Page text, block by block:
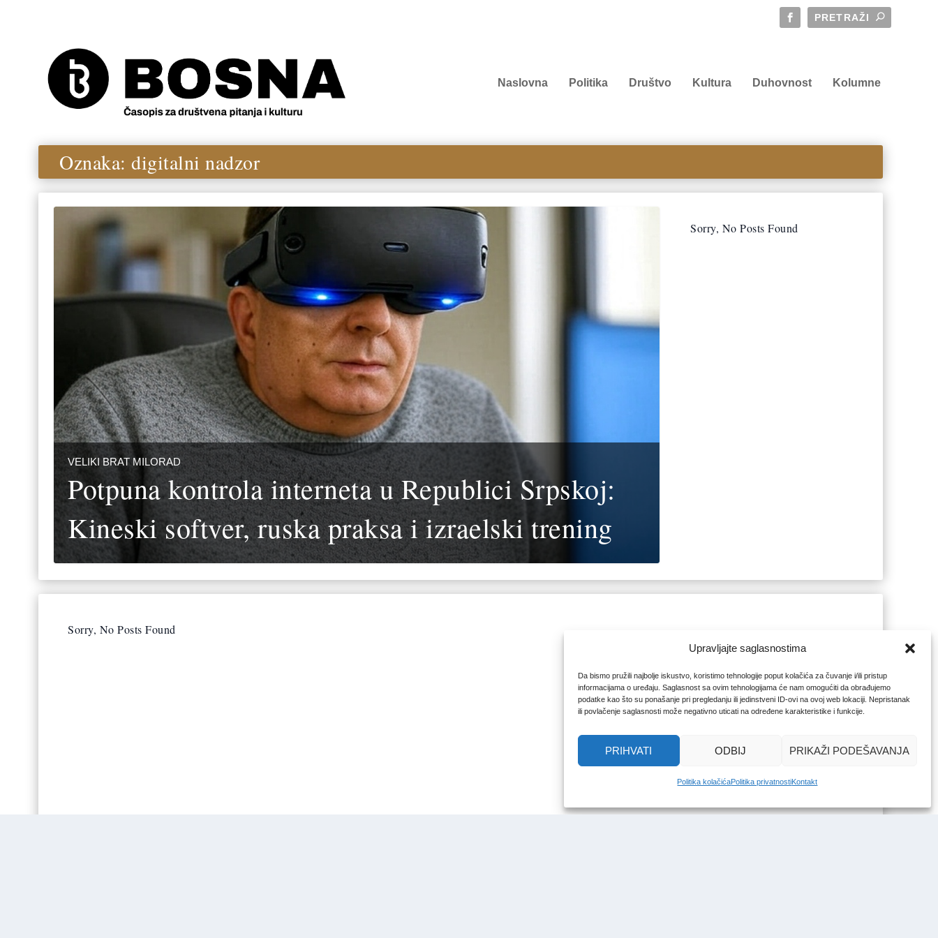
Upravljajte saglasnostima
Da bismo pružili najbolje iskustvo, koristimo tehnologije poput kolačića za čuvanje i/ili pristup
informacijama o uređaju. Saglasnost sa ovim tehnologijama će nam omogućiti da obrađujemo
podatke kao što su ponašanje pri pregledanju ili jedinstveni ID-ovi na ovoj web lokaciji. Nepristanak
ili povlačenje saglasnosti može negativno uticati na određene karakteristike i funkcije.
PRIHVATI ODBIJ PRIKAŽI PODEŠAVANJA
Politika kolačićaPolitika privatnostiKontakt
Naslovna Politika Društvo Kultura Duhovnost Kolumne
Oznaka:digitalni nadzor
VELIKI BRAT MILORAD
Potpuna kontrola interneta u Republici Srpskoj:
Kineski softver, ruska praksa i izraelski trening
Sorry, No Posts Found
Sorry, No Posts Found